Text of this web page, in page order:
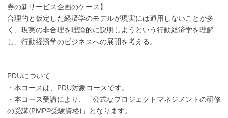
券の新サービス企画のケース】
合理的と仮定した経済学のモデルが現実には通用しないことが多
く、現実の非合理を理論的に説明しようという行動経済学を理解
し、行動経済学のビジネスへの展開を考える。
PDUについて
・本コースは、PDU対象コースです。
・本コース受講により、「公式なプロジェクトマネジメントの研修
の受講(PMP®受験資格)」となります。